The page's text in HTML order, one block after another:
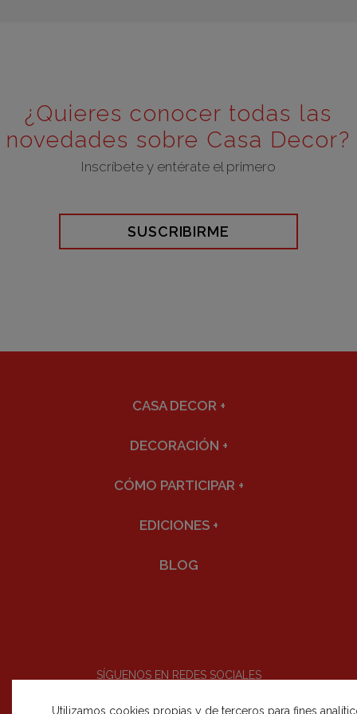
¿Quieres conocer todas las
novedades sobre Casa Decor?
Inscríbete y entérate el primero
SUSCRIBIRME
Utilizamos cookies propias y de terceros para fines
CASA DECOR +
DECORACIÓN +
CÓMO PARTICIPAR +
EDICIONES +
BLOG
SÍGUENOS EN REDES SOCIALES